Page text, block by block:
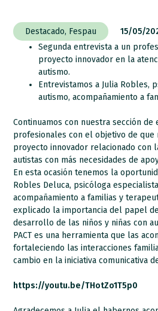
Destacado, Fespau
15/05/
Segunda entrevista a un
proyecto innovador en la
autismo.
Entrevistamos a Julia Robles,
autismo, acompañamiento a
Continuamos con nuestra sección de
profesionales con el objetivo de que
proyecto innovador relacionado con
autistas con más necesidades de
En esta ocasión tenemos la
Robles Deluca, psicóloga
acompañamiento a familias y
explicado la importancia del papel
desarrollo de las niños y niñas con
PACTes una herramienta que las
fortaleciendo las interacciones
cambio en la iniciativa comunicativa
https://youtu.be/THotZo1T5p0